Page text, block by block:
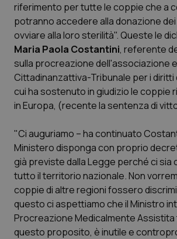
Lettere al direttore
Edizioni Regionali
QS Pro
Professionisti Sanitari.AI
Abruzzo
Basilicata
Calabria
Campania
QS Pro Gold
Artrite & artrosi
Asma & BPCO
Car-T
QS Club Newsletter
riferimento per tutte le coppie che a
potranno accedere alla donazione
ovviare alla loro sterilità". Queste le
Maria Paola Costantini, referente
sulla procreazione dell'associazione
Cittadinanzattiva-Tribunale per i diritti
cui ha sostenuto in giudizio le coppie
in Europa, (recente la sentenza di
"Ci auguriamo – ha continuato
Ministero disponga con proprio
già previste dalla Legge perché ci sia
tutto il territorio nazionale. Non
coppie di altre regioni fossero
questo ci aspettiamo che il Ministro
Procreazione Medicalmente Assistita
questo proposito, è inutile e